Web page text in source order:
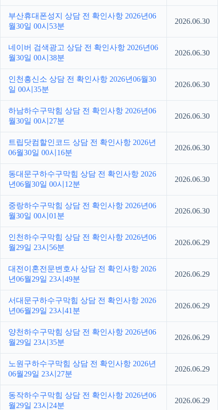
부산휴대폰성지 상담 전 확인사항 2026년06
월30일 00시53분
2026.06.30
네이버 검색광고 상담 전 확인사항 2026년06
월30일 00시38분
2026.06.30
인천흥신소 상담 전 확인사항 2026년06월30
일 00시35분
2026.06.30
하남하수구막힘 상담 전 확인사항 2026년06
월30일 00시27분
2026.06.30
트립닷컴할인코드 상담 전 확인사항 2026년
06월30일 00시16분
2026.06.30
동대문구하수구막힘 상담 전 확인사항 2026
년06월30일 00시12분
2026.06.30
중랑하수구막힘 상담 전 확인사항 2026년06
월30일 00시01분
2026.06.30
인천하수구막힘 상담 전 확인사항 2026년06
월29일 23시56분
2026.06.29
대전이혼전문변호사 상담 전 확인사항 2026
년06월29일 23시49분
2026.06.29
서대문구하수구막힘 상담 전 확인사항 2026
년06월29일 23시41분
2026.06.29
양천하수구막힘 상담 전 확인사항 2026년06
월29일 23시35분
2026.06.29
노원구하수구막힘 상담 전 확인사항 2026년
06월29일 23시27분
2026.06.29
동작하수구막힘 상담 전 확인사항 2026년06
월29일 23시24분
2026.06.29